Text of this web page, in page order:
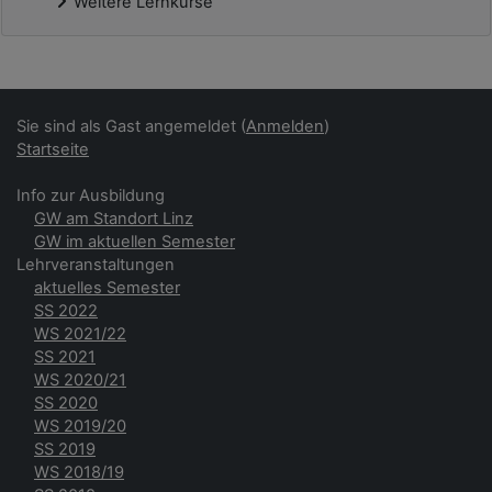
Ergänzungsblöcke
Sie sind als Gast angemeldet (Anmelden)
Startseite
Info zur Ausbildung
GW am Standort Linz
GW im aktuellen Semester
Lehrveranstaltungen
aktuelles Semester
SS 2022
WS 2021/22
SS 2021
WS 2020/21
SS 2020
WS 2019/20
SS 2019
WS 2018/19